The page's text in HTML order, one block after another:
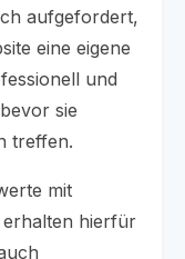
aufgefordert,
eine eigene
und
sie
treffen.
mit
hierfür